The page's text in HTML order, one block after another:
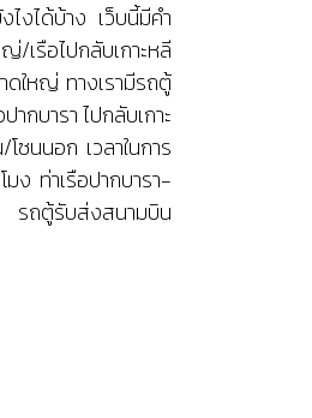
งไงได้บ้าง เว็บนี้มีคำ
รือไปกลับเกาะหลี
ดใหญ่ ทางเรามีรถตู้
กบารา ไปกลับเกาะ
ซนนอก เวลาในการ
ง ท่าเรือปากบารา-
ถตู้รับส่งสนามบิน